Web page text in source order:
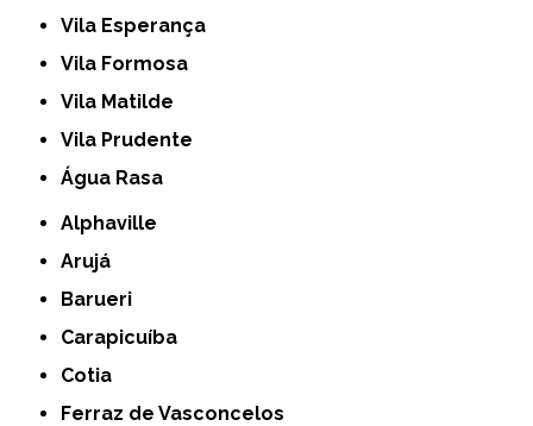
Vila Esperança
Vila Formosa
Vila Matilde
Vila Prudente
Água Rasa
Alphaville
Arujá
Barueri
Carapicuíba
Cotia
Ferraz de Vasconcelos